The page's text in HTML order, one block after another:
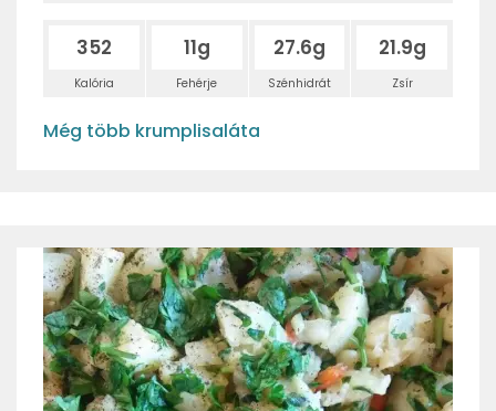
352
Kalória
11g
Fehérje
27.6g
Szénhidrát
21.9g
Zsír
Még több krumplisaláta